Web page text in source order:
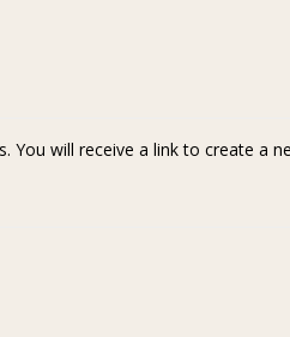
You will receive a link to create a